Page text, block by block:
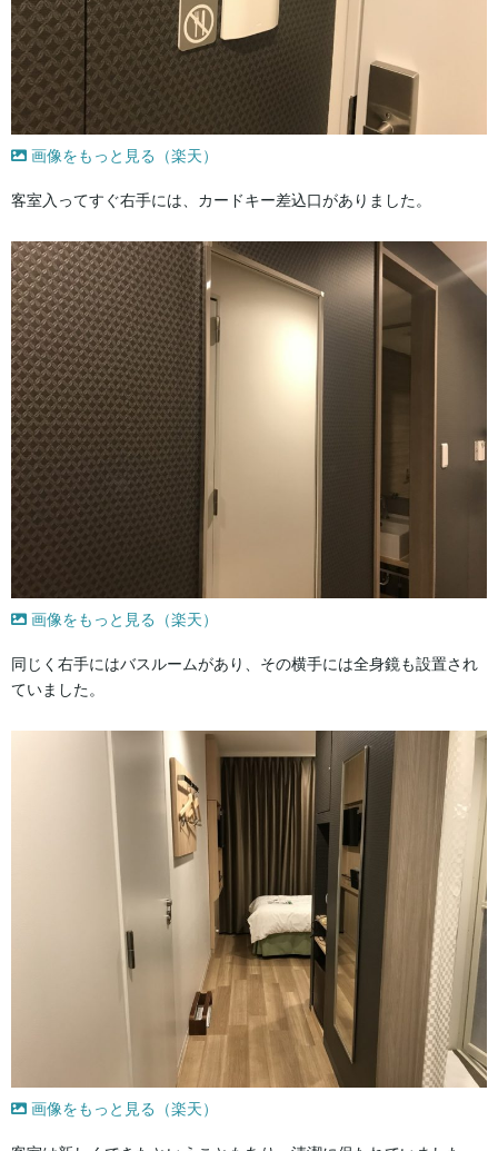
画像をもっと見る（楽天）
客室入ってすぐ右手には、カードキー差込口がありました。
画像をもっと見る（楽天）
同じく右手にはバスルームがあり、その横手には全身鏡も設置され
ていました。
画像をもっと見る（楽天）